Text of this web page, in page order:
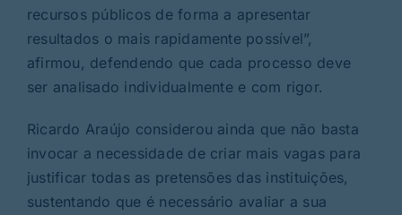
recursos públicos de forma a apresentar
resultados o mais rapidamente possível”,
afirmou, defendendo que cada processo deve
ser analisado individualmente e com rigor.
Ricardo Araújo considerou ainda que não basta
invocar a necessidade de criar mais vagas para
justificar todas as pretensões das instituições,
sustentando que é necessário avaliar a sua